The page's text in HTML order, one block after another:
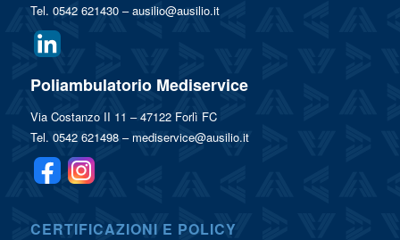
Tel. 0542 621430 –ausilio@ausilio.it
Poliambulatorio Mediservice
Via Costanzo II 11 – 47122 Forlì FC
Tel. 0542 621498 – mediservice@ausilio.it
CERTIFICAZIONI E POLICY